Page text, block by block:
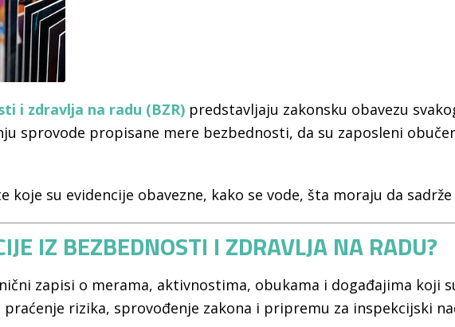
i zdravlja na radu (BZR) predstavljaju zakonsku obavezu
sprovode propisane mere bezbednosti, da su zaposleni
koje su evidencije obavezne, kako se vode, šta moraju da
IZ BEZBEDNOSTI I ZDRAVLJA NA RADU?
zapisi o merama, aktivnostima, obukama i događajima koji
rizika, sprovođenje zakona i pripremu za inspekcijski